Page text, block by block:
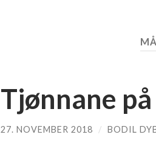
Tjønnane
27. NOVEMBER 2018 / BODIL